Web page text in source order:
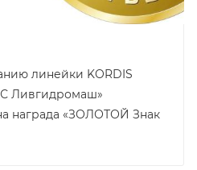
линейки KORDIS
Ливгидромаш»
награда «ЗОЛОТОЙ Знак